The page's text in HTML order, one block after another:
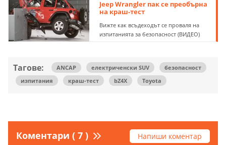
Jeep Wrangler пак се преобърна
на краш-тест
Вижте как всъдеходът се проваля на
изпитанията за безопасност (ВИДЕО)
Тагове: ANCAP електриченски SUV
безопасност
изпитания
краш-тест bZ4X Toyota
Коментари ( 7 ) Напиши коментар